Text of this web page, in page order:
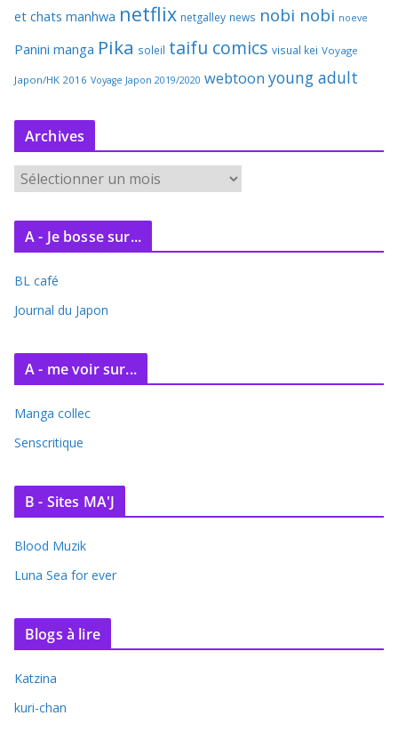
et chats manhwa netflix netgalley news nobi nobi noeve
Panini manga Pika soleil taifu comics visual kei Voyage
Japon/HK 2016 Voyage Japon 2019/2020 webtoon young adult
Archives
r
c
v
e
A - Je bosse sur...
BL café
Journal du Japon
A - me voir sur...
Manga collec
Senscritique
B - Sites MA'J
Blood Muzik
Luna Sea for ever
Blogs à lire
Katzina
kuri-chan